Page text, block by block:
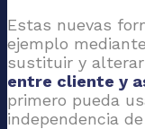
Estas nuevas
ejemplo
sustituir y
entre cliente y
primero pueda
independencia